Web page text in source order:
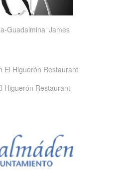
Guadalmina ‘James
Higuerón Restaurant